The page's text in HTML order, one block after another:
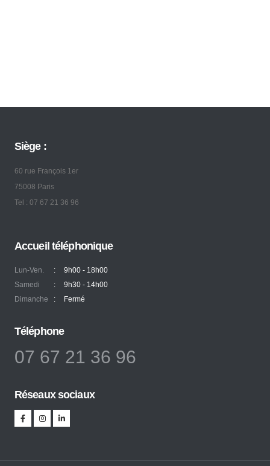
Siège :
60 rue François 1er
75008 Paris
Tel : 07 67 21 36 96
Accueil téléphonique
Lun-Ven. :
9h00 - 18h00
Samedi
:
9h30 - 14h00
Dimanche
: Fermé
Téléphone
07 67 21 36 96
Réseaux sociaux